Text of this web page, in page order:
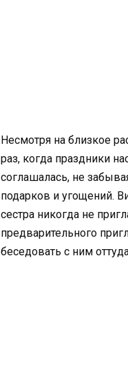
Несмотря на близкое
раз, когда праздники
соглашалась, не
подарков и угощений.
сестра никогда не
предварительного
беседовать с ним